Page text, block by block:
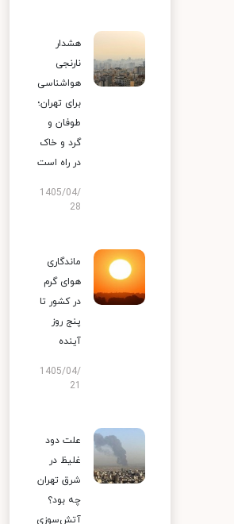
هشدار
نارنجی
هواشناسی
برای تهران؛
طوفان و
گرد و خاک
در راه است
1405/04/
28
ماندگاری
هوای گرم
در کشور تا
پنج روز
آینده
1405/04/
علت دود
غلیظ در
شرق تهران
چه بود؟
آتش‌سوزی